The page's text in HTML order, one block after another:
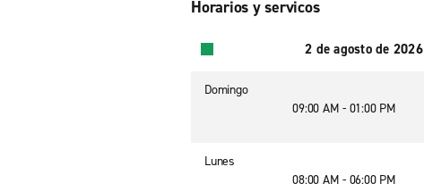
Horarios y servicos
2 de agosto de 2026
Domingo
09:00 AM - 01:00 PM
Lunes
08:00 AM - 06:00 PM